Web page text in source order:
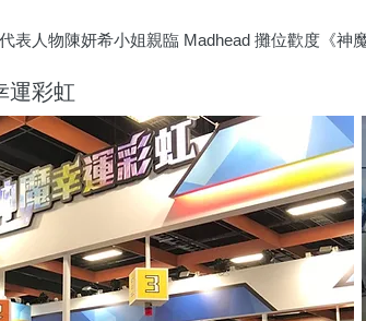
表人物陳妍希小姐親臨 Madhead 攤位歡度《神
運彩虹